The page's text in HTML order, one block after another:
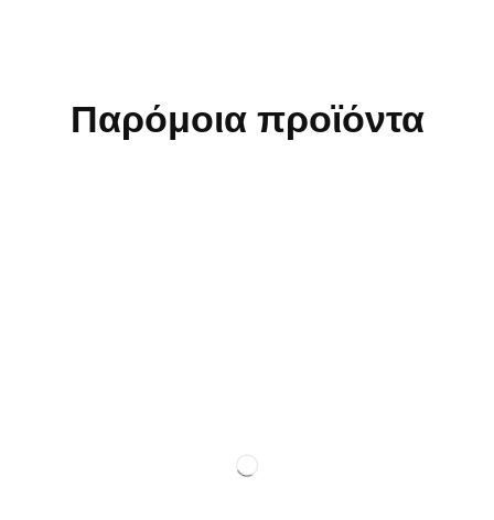
Παρόμοια προϊόντα